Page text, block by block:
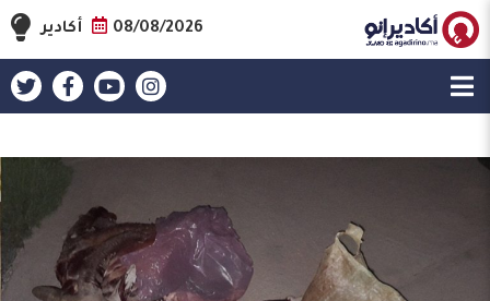
08/08/2026 أكادير